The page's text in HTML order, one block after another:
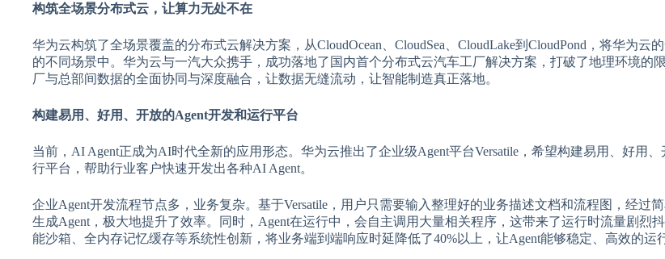
构筑全场景分布式云，让算力无处不在
华为云构筑了全场景覆盖的分布式云解决方案，从CloudOcean、CloudSea、CloudLake到CloudPond，将华为云
的不同场景中。华为云与一汽大众携手，成功落地了国内首个分布式云汽车工厂解决方案，打破了地理环境的
厂与总部间数据的全面协同与深度融合，让数据无缝流动，让智能制造真正落地。
构建易用、好用、开放的Agent开发和运行平台
当前，AI Agent正成为AI时代全新的应用形态。华为云推出了企业级Agent平台Versatile，希望构建易用、好用
行平台，帮助行业客户快速开发出各种AI Agent。
企业Agent开发流程节点多，业务复杂。基于Versatile，用户只需要输入整理好的业务描述文档和流程图，经过
生成Agent，极大地提升了效率。同时，Agent在运行中，会自主调用大量相关程序，这带来了运行时流量剧烈抖
能沙箱、全内存记忆缓存等系统性创新，将业务端到端响应时延降低了40%以上，让Agent能够稳定、高效的运